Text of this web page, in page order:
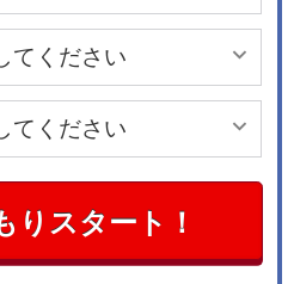
りスタート！